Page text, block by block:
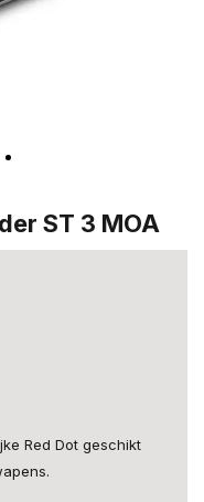
ST 3 MOA
Red Dot geschikt